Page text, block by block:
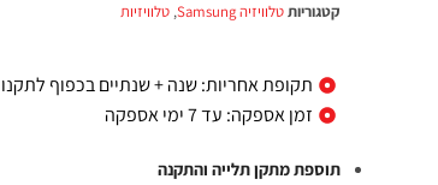
קטגוריותטלוויזיה Samsung ,טלוויזיות
תקופת אחריות: שנה + שנתיים בכפוף
זמן אספקה: עד 7 ימי אספקה
תוספת מתקן תלייה והתקנה